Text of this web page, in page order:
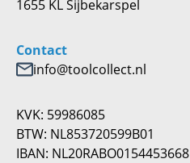
1655 KL Sijbekarspel
Contact
info@toolcollect.nl
KVK: 59986085
BTW: NL853720599B01
IBAN: NL20RABO0154453668